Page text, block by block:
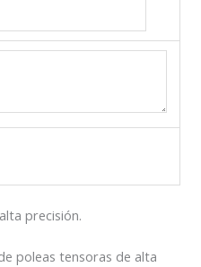
precisión.
poleas tensoras de alta